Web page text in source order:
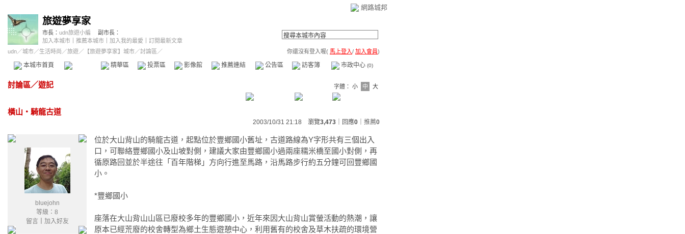
網路城邦
旅遊夢享家
市長： udn旅遊小編
副市長：
加入本城市
推薦本城市 加入我的最愛
訂閱最新文章
udn／城市／生活時尚 ／旅遊／ 【旅遊夢享家】城市／討論區／ 你還沒有登入喔( 馬上登入/ 加入會員)
本城市首頁 精華區 投票區 影像館 推薦連結 公告區 訪客簿 市政中心 (0)
討論區／遊記 字體： 小 中 大
橫山‧騎龍古道
2003/10/31 21:18 瀏覽3,473 ｜回應0 推薦0
bluejohn
等級：8
留言｜ 加入好友
位於大山背山的騎龍古道，起點位於豐鄉國小舊址，古道路線為Y字形共有三個出入
口，可聯絡豐鄉國小及山坡對側，建議大家由豐鄉國小過兩座糯米橋至國小對側，再
循原路回並於半途往「百年階梯」方向行進至馬路，沿馬路步行約五分鐘可回豐鄉國
小。
*豐鄉國小
座落在大山背山山區已廢校多年的豐鄉國小，近年來因大山背山賞螢活動的熱潮，讓
原本已經荒廢的校舍轉型為鄉土生態遊憩中心，利用舊有的校舍及草木扶疏的環境營